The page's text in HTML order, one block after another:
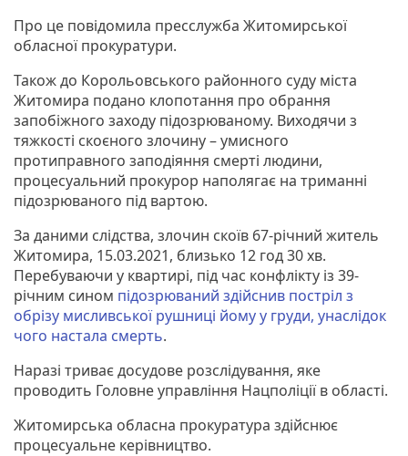
Про це повідомила пресслужба Житомирської
обласної прокуратури.
Також до Корольовського районного суду міста
Житомира подано клопотання про обрання
запобіжного заходу підозрюваному. Виходячи з
тяжкості скоєного злочину – умисного
протиправного заподіяння смерті людини,
процесуальний прокурор наполягає на триманні
підозрюваного під вартою.
За даними слідства, злочин скоїв 67-річний житель
Житомира, 15.03.2021, близько 12 год 30 хв.
Перебуваючи у квартирі, під час конфлікту із 39-
річним сином підозрюваний здійснив постріл з
обрізу мисливської рушниці йому у груди, унаслідок
чого настала смерть.
Наразі триває досудове розслідування, яке
проводить Головне управління Нацполіції в області.
Житомирська обласна прокуратура здійснює
процесуальне керівництво.